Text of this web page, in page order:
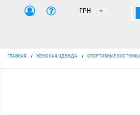
ГЛАВНАЯ / ЖЕНСКАЯ ОДЕЖДА / СПОРТИВНЫЕ КОСТЮМЫ